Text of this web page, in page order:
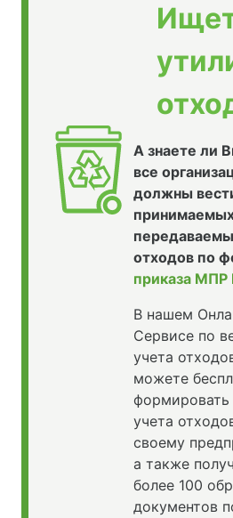
А знаете ли
все
должны
отходов по
приказа
В нашем
Сервисе по
учета
можете
учета
своему
а также
более 100
документов